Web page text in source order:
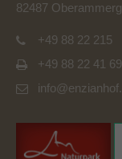
82487
+49 88 22 215
+49 88 22 41 69